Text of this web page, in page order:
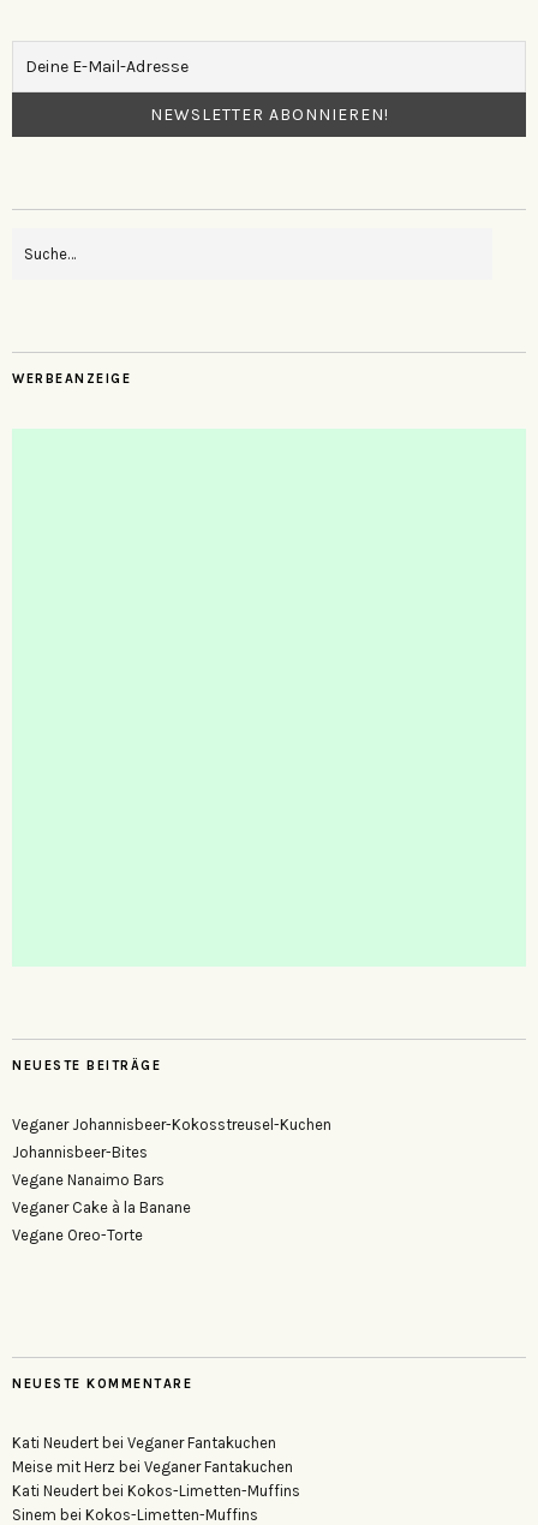
WERBEANZEIGE
NEUESTE BEITRÄGE
Veganer Johannisbeer-Kokosstreusel-Kuchen
Johannisbeer-Bites
Vegane Nanaimo Bars
Veganer Cake à la Banane
Vegane Oreo-Torte
NEUESTE KOMMENTARE
Kati Neudert bei Veganer Fantakuchen
Meise mit Herz bei Veganer Fantakuchen
Kati Neudert bei Kokos-Limetten-Muffins
Sinem bei Kokos-Limetten-Muffins